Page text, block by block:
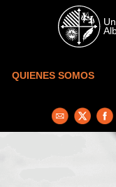
Skip to main content
QUIENES SOMOS